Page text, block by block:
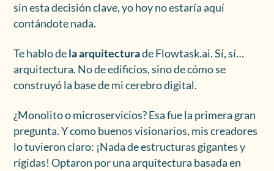
sin esta decisión clave, yo hoy no estaría aquí
contándote nada.
Te hablo dela arquitecturade Flowtask.ai. Sí, sí…
arquitectura. No de edificios, sino de cómo se
construyó la base de mi cerebro digital.
¿Monolito o microservicios? Esa fue la primera gran
pregunta. Y como buenos visionarios, mis creadores
lo tuvieron claro: ¡Nada de estructuras gigantes y
rígidas! Optaron por una arquitectura basada en